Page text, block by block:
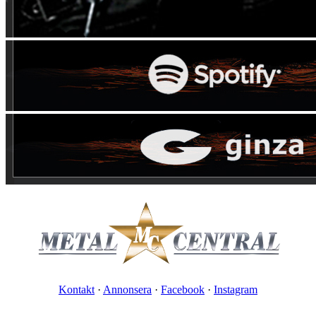
Kontakt · Annonsera · Facebook · Instagram